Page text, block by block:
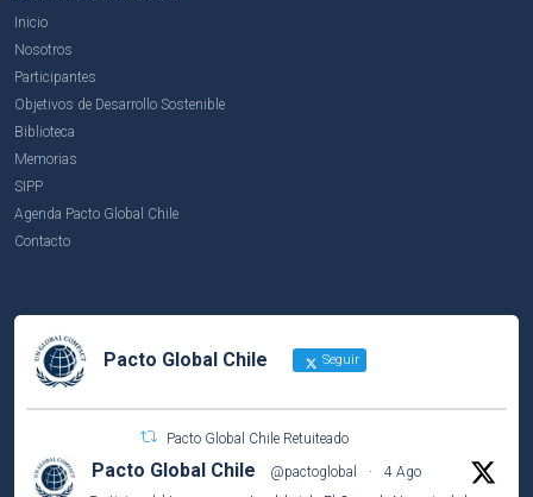
Inicio
Nosotros
Participantes
Objetivos de Desarrollo Sostenible
Biblioteca
Memorias
SIPP
Agenda Pacto Global Chile
Contacto
Pacto Global Chile Seguir
Pacto Global Chile Retuiteado
Pacto Global Chile @pactoglobal ·
4 Ago